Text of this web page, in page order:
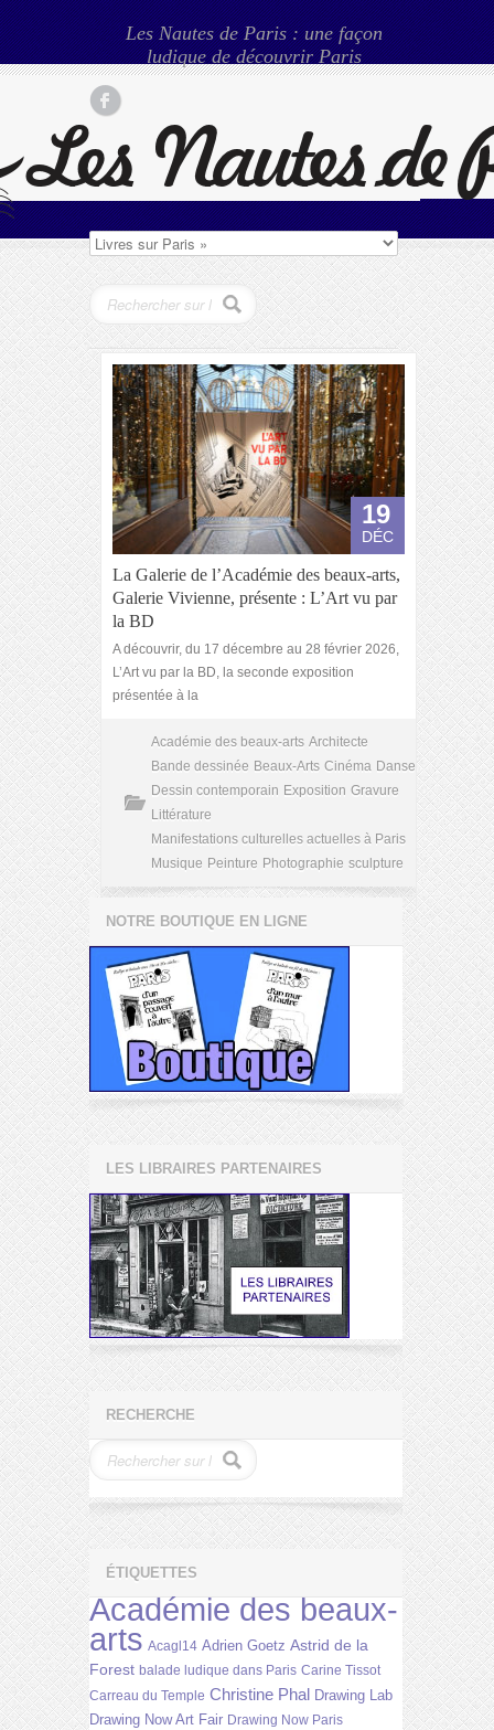
Les Nautes de Paris : une façon
ludique de découvrir Paris
19
DÉC
La Galerie de l’Académie des beaux-arts,
Galerie Vivienne, présente : L’Art vu par
la BD
A découvrir, du 17 décembre au 28 février 2026,
L’Art vu par la BD, la seconde exposition
présentée à la
Académie des beaux-arts Architecte
Bande dessinée Beaux-Arts Cinéma Danse
Dessin contemporain Exposition Gravure
Littérature
Manifestations culturelles actuelles à Paris
Musique Peinture Photographie sculpture
NOTRE BOUTIQUE EN LIGNE
LES LIBRAIRES PARTENAIRES
RECHERCHE
ÉTIQUETTES
Académie des beaux-
arts Acagl14 Adrien Goetz Astrid de la
Forest balade ludique dans Paris Carine Tissot
Carreau du Temple Christine Phal Drawing Lab
Drawing Now Art Fair Drawing Now Paris